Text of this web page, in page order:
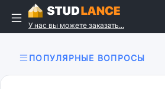
У нас вы можете заказать...
ПОПУЛЯРНЫЕ ВОПРОСЫ